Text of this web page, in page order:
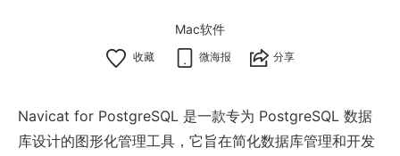
Mac软件
微海报 分享
Navicat for PostgreSQL 是一款专为 PostgreSQL 数据
库设计的图形化管理工具，它旨在简化数据库管理和开发